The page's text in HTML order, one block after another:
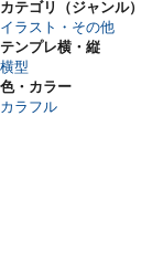
カテゴリ（ジャンル）
イラスト・その他
テンプレ横・縦
横型
色・カラー
カラフル